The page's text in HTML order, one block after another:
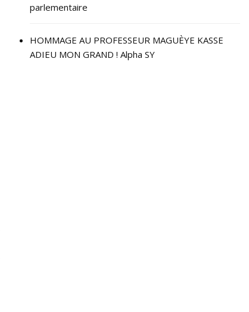
parlementaire
HOMMAGE AU PROFESSEUR MAGUÈYE KASSE
ADIEU MON GRAND ! Alpha SY